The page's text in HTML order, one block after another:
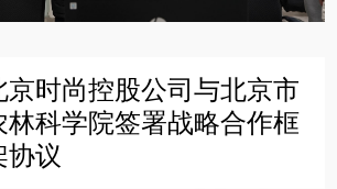
京时尚控股公司与北京市
林科学院签署战略合作框
协议